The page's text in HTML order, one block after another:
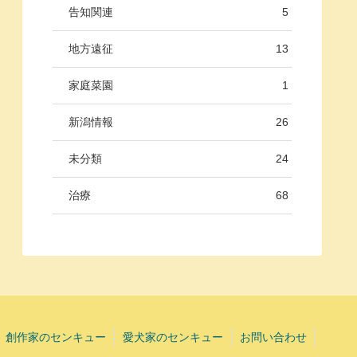
告知関連 5
地方遠征 13
家庭菜園 1
新潟情報 26
未分類 24
治療 68
創作家のセンキュー 愛犬家のセンキュー お問い合わせ